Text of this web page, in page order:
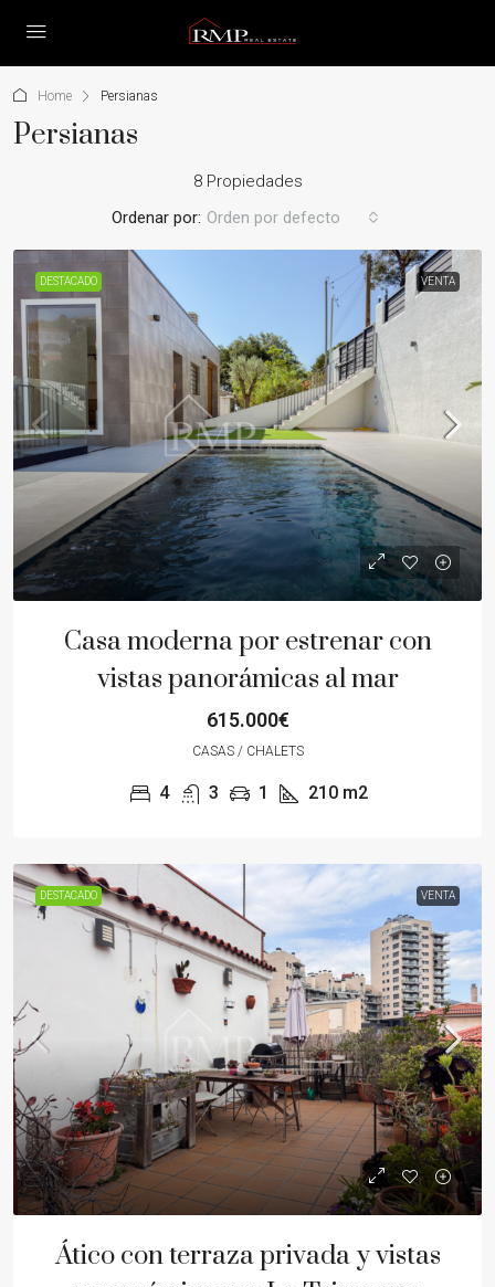
Home Persianas
Persianas
8 Propiedades
Ordenar por: Orden por defecto
DESTACADO VENTA
Casa moderna por estrenar con
vistas panorámicas al mar
615.000€
CASAS / CHALETS
4 3 1 210 m2
DESTACADO VENTA
Ático con terraza privada y vistas